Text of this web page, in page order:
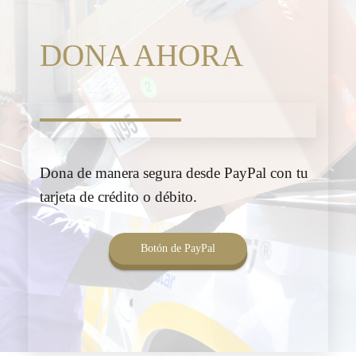
DONA AHORA
Dona de manera segura desde PayPal con tu
tarjeta de crédito o débito.
Botón de PayPal